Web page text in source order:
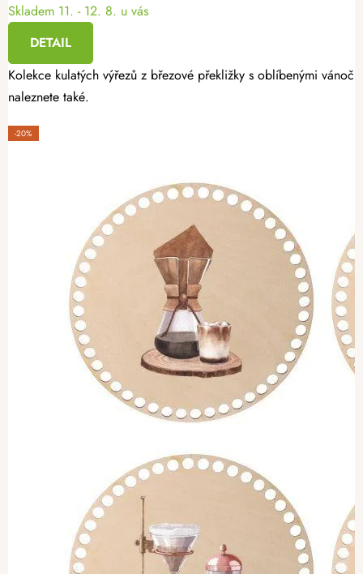
Skladem 11. - 12. 8. u vás
DETAIL
Kolekce kulatých výřezů z březové překližky s oblíbenými
naleznete také.
-20%